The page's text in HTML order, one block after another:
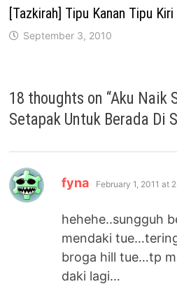
[Tazkirah] Tipu Kanan Tipu Kiri
September 3, 2010
18 thoughts on “Aku Naik
Setapak Untuk Berada Di
fyna says:
February 1, 2011 at
hehehe..sungguh
mendaki
broga hill tue…tp
daki lagi…